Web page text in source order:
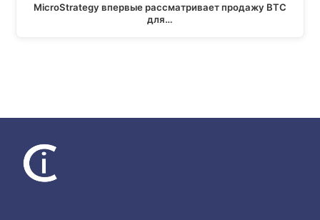
MicroStrategy впервые рассматривает продажу BTC
для…